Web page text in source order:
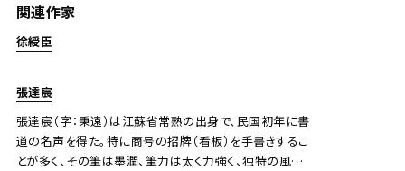
関連作家
徐綬臣
張達宸
張達宸（字：秉遠）は江蘇省常熟の出身で、民国初年に書
道の名声を得た。特に商号の招牌（看板）を手書きするこ
とが多く、その筆は墨潤、筆力は太く力強く、独特の風格
徐綬臣、張達宸、亦吉、徐英、倚翠主人、小雲等諸家 書
畫隔扇八幀
開催
予想価格
JPY 150,000 - 300,000